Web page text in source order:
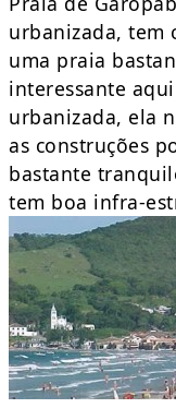
urbanizada, tem
uma praia
interessante
urbanizada, ela
as construções
bastante
tem boa infra-